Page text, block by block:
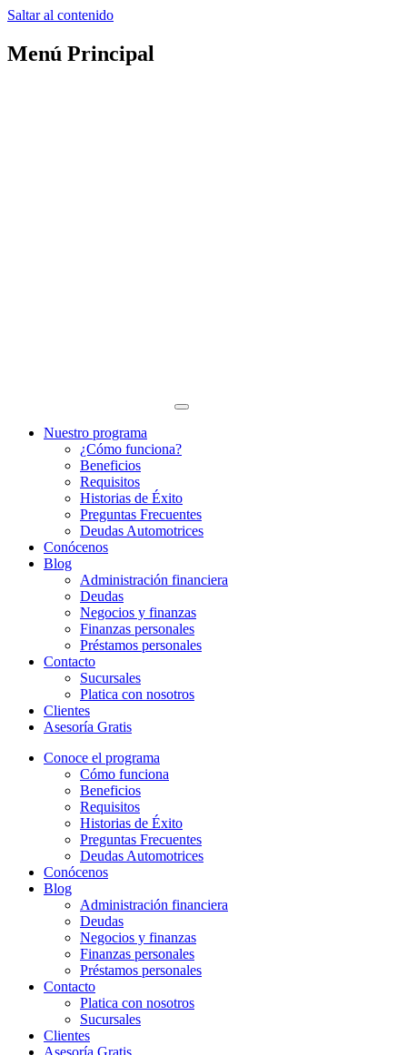
Saltar al contenido
Menú Principal
Nuestro programa
¿Cómo funciona?
Beneficios
Requisitos
Historias de Éxito
Preguntas Frecuentes
Deudas Automotrices
Conócenos
Blog
Administración financiera
Deudas
Negocios y finanzas
Finanzas personales
Préstamos personales
Contacto
Sucursales
Platica con nosotros
Clientes
Asesoría Gratis
Conoce el programa
Cómo funciona
Beneficios
Requisitos
Historias de Éxito
Preguntas Frecuentes
Deudas Automotrices
Conócenos
Blog
Administración financiera
Deudas
Negocios y finanzas
Finanzas personales
Préstamos personales
Contacto
Platica con nosotros
Sucursales
Clientes
Asesoría Gratis